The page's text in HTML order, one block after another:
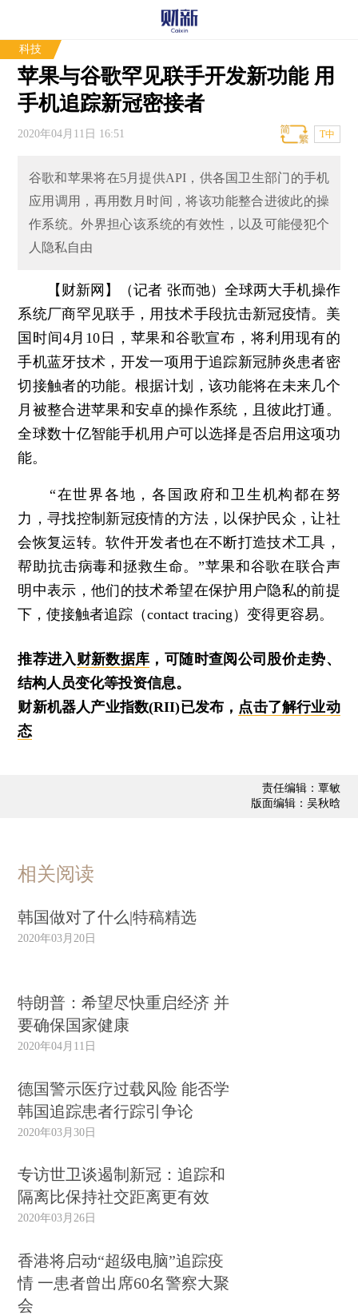
科技
苹果与谷歌罕见联手开发新功能 用
手机追踪新冠密接者
2020年04月11日 16:51 T中
谷歌和苹果将在5月提供API，供各国卫生部门的手机
应用调用，再用数月时间，将该功能整合进彼此的操
作系统。外界担心该系统的有效性，以及可能侵犯个
人隐私自由
【财新网】（记者 张而弛） 全球两大手机操作
系统厂商罕见联手，用技术手段抗击新冠疫情。美
国时间4月10日，苹果和谷歌宣布，将利用现有的
手机蓝牙技术，开发一项用于追踪新冠肺炎患者密
切接触者的功能。根据计划，该功能将在未来几个
月被整合进苹果和安卓的操作系统，且彼此打通。
全球数十亿智能手机用户可以选择是否启用这项功
能。
“在世界各地，各国政府和卫生机构都在努
力，寻找控制新冠疫情的方法，以保护民众，让社
会恢复运转。软件开发者也在不断打造技术工具，
帮助抗击病毒和拯救生命。”苹果和谷歌在联合声
明中表示，他们的技术希望在保护用户隐私的前提
下，使接触者追踪（contact tracing）变得更容易。
推荐进入 财新数据库 ，可随时查阅公司股价走势、
结构人员变化等投资信息。
财新机器人产业指数(RII)已发布， 点击了解行业动
态
责任编辑：覃敏
版面编辑：吴秋晗
相关阅读
韩国做对了什么|特稿精选
2020年03月20日
特朗普：希望尽快重启经济 并
要确保国家健康
2020年04月11日
德国警示医疗过载风险 能否学
韩国追踪患者行踪引争论
2020年03月30日
专访世卫谈遏制新冠：追踪和
隔离比保持社交距离更有效
2020年03月26日
香港将启动“超级电脑”追踪疫
情 一患者曾出席60名警察大聚
会